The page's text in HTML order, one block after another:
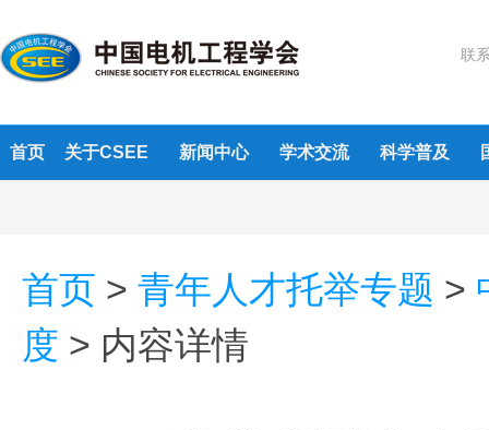
联
首页 关于CSEE 新闻中心 学术交流 科学普及
首页 > 青年人才托举专题 >
度 > 内容详情